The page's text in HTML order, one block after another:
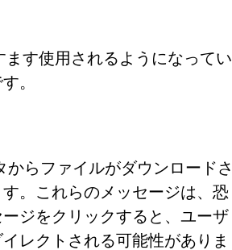
す使用されるようになってい
。
らファイルがダウンロードさ
。これらのメッセージは、恐
ジをクリックすると、ユーザ
レクトされる可能性がありま